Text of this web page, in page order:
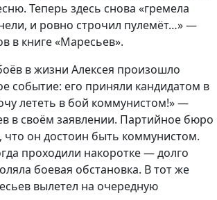
Теперь здесь снова «гремела
и ровно строчил пулемёт…» —
в книге «Маресьев».
в жизни Алексея произошло
событие: его приняли кандидатом в
лететь в бой коммунистом!» —
в своём заявлении. Партийное бюро
что он достоин быть коммунистом.
проходили накоротке — долго
боевая обстановка. В тот же
вылетел на очередную